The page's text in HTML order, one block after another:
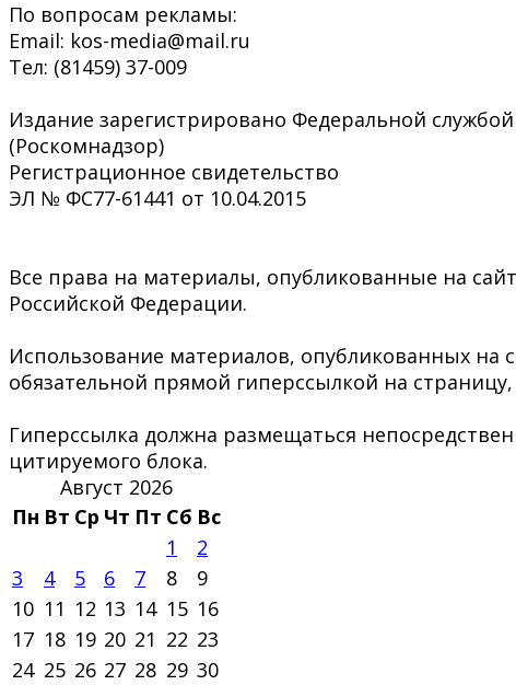
По вопросам рекламы:
Email: kos-media@mail.ru
Тел: (81459) 37-009
Издание зарегистрировано Федеральной
(Роскомнадзор)
Регистрационное свидетельство
ЭЛ № ФС77-61441 от 10.04.2015
Все права на материалы, опубликованные на
Российской Федерации.
Использование материалов, опубликованных на
обязательной прямой гиперссылкой на
Гиперссылка должна размещаться
цитируемого блока.
Август 2026
Пн Вт Ср Чт Пт Сб Вс
1
2
3
4 5 6 7 8
9
10 11 12 13 14 15 16
17 18 19 20 21 22 23
24 25 26 27 28 29 30